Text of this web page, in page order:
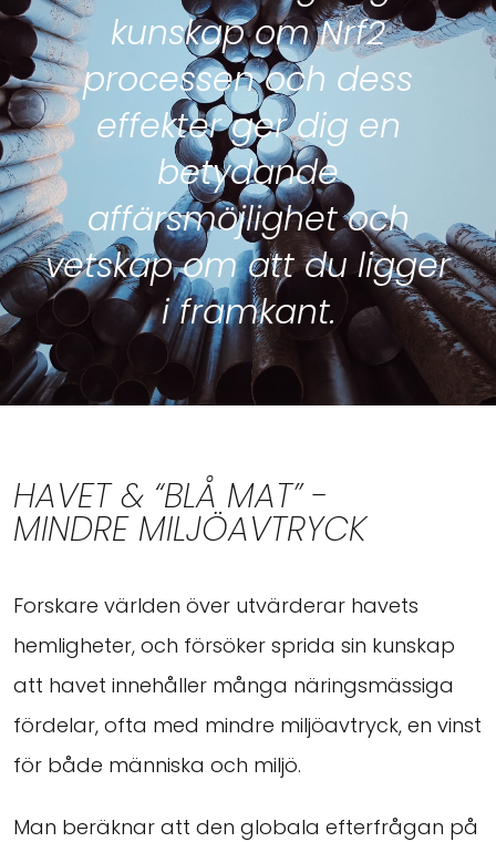
kunskap om Nrf2
processen och dess
effekter ger dig en
betydande
affärsmöjlighet och
vetskap om att du ligger
i framkant.
HAVET & “BLÅ MAT” -
MINDRE MILJÖAVTRYCK
Forskare världen över utvärderar havets
hemligheter, och försöker sprida sin kunskap
att havet innehåller många näringsmässiga
fördelar, ofta med mindre miljöavtryck, en vinst
för både människa och miljö.
Man beräknar att den globala efterfrågan på